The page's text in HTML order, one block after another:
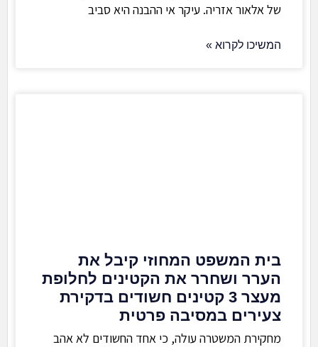
של אלאור אזריה. עיקר אי ההבנה היא סביב
המשיכו לקרוא »
בית המשפט המחוזי קיבל את
הערר ושחרר את הקטינים לחלופת
מעצר 3 קטינים חשודים בדקירת
צעירים במסיבה פרטית
מחקירת המשטרה עולה, כי אחד החשודים לא אהב